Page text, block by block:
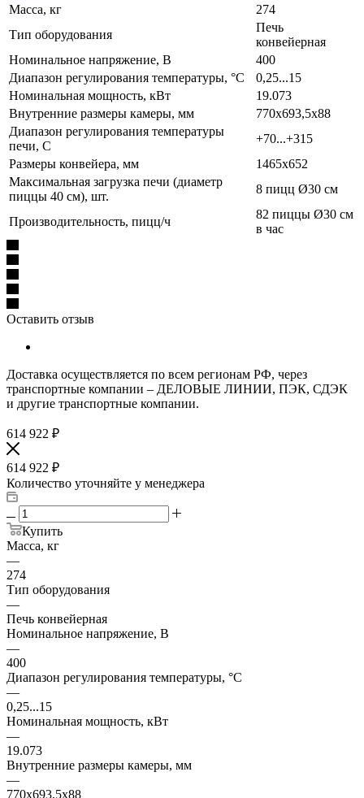
Масса, кг
274
Тип оборудования
Печь
конвейерная
Номинальное напряжение, В
400
Диапазон регулирования температуры, °С
0,25...15
Номинальная мощность, кВт
19.073
Внутренние размеры камеры, мм
770х693,5х88
Диапазон регулирования температуры
печи, С
+70...+315
Размеры конвейера, мм
1465х652
Максимальная загрузка печи (диаметр
пиццы 40 см), шт.
8 пицц Ø30 см
Производительность, пицц/ч
82 пиццы Ø30 см
в час
Оставить отзыв
Доставка осуществляется по всем регионам РФ, через
транспортные компании – ДЕЛОВЫЕ ЛИНИИ, ПЭК, СДЭК
и другие транспортные компании.
614 922 ₽
614 922 ₽
Количество уточняйте у менеджера
Купить
Масса, кг
—
274
Тип оборудования
—
Печь конвейерная
Номинальное напряжение, В
—
400
Диапазон регулирования температуры, °С
—
0,25...15
Номинальная мощность, кВт
—
19.073
Внутренние размеры камеры, мм
—
770х693,5х88